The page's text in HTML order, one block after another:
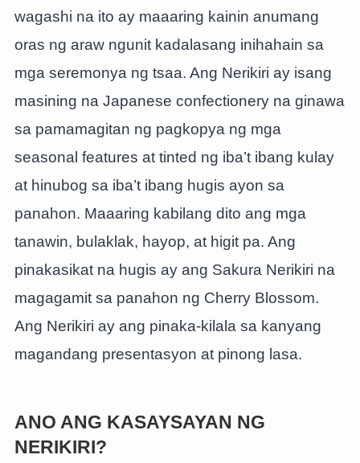
wagashi na ito ay maaaring kainin anumang
oras ng araw ngunit kadalasang inihahain sa
mga seremonya ng tsaa. Ang Nerikiri ay isang
masining na Japanese confectionery na ginawa
sa pamamagitan ng pagkopya ng mga
seasonal features at tinted ng iba’t ibang kulay
at hinubog sa iba’t ibang hugis ayon sa
panahon. Maaaring kabilang dito ang mga
tanawin, bulaklak, hayop, at higit pa. Ang
pinakasikat na hugis ay ang Sakura Nerikiri na
magagamit sa panahon ng Cherry Blossom.
Ang Nerikiri ay ang pinaka-kilala sa kanyang
magandang presentasyon at pinong lasa.
ANO ANG KASAYSAYAN NG
NERIKIRI?